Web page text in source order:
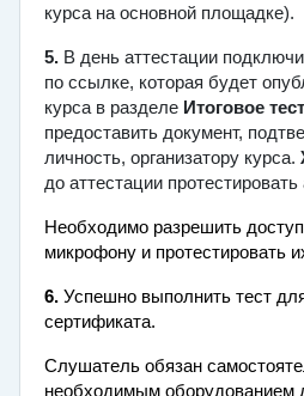
курса на основной площадке).
5. В день аттестации
по ссылке, которая будет
курса в разделе Итоговое
предоставить документ,
личность, организатору курса.
до аттестации протестировать
Необходимо разрешить
микрофону и протестировать
6. Успешно выполнить тест
сертификата.
Слушатель обязан
необходимым оборудованием